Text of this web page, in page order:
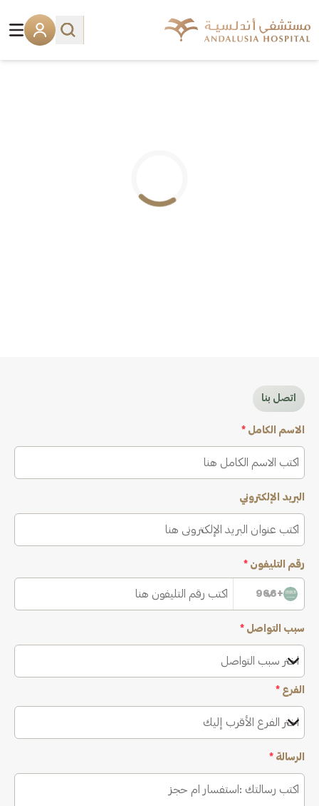
اتصل بنا
الاسم الكامل *
البريد الإلكتروني
رقم التليفون *
+966
سبب التواصل *
اختر سبب التواصل
الفرع *
اختر الفرع الأقرب إليك
الرسالة *